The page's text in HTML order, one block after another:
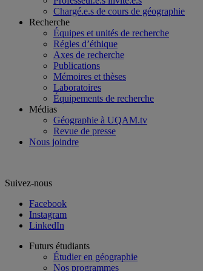
Chargé.e.s de cours de géographie
Recherche
Équipes et unités de recherche
Régles d’éthique
Axes de recherche
Publications
Mémoires et thèses
Laboratoires
Équipements de recherche
Médias
Géographie à UQAM.tv
Revue de presse
Nous joindre
Suivez-nous
Facebook
Instagram
LinkedIn
Futurs étudiants
Étudier en géographie
Nos programmes